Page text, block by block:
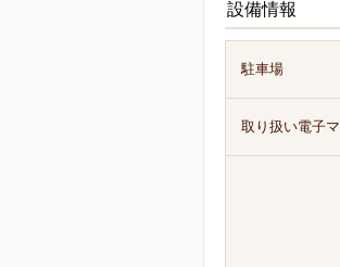
設備情報
駐車場
取り扱い電子